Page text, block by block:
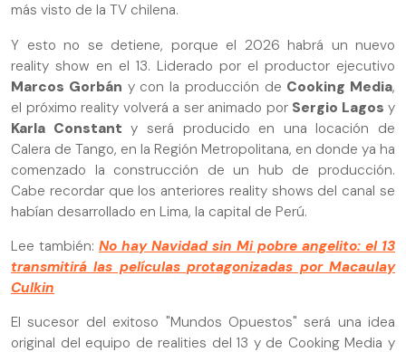
más visto de la TV chilena.
Y esto no se detiene, porque el 2026 habrá un nuevo
reality show en el 13. Liderado por el productor ejecutivo
Marcos Gorbán y con la producción de Cooking Media,
el próximo reality volverá a ser animado por Sergio Lagos y
Karla Constant y será producido en una locación de
Calera de Tango, en la Región Metropolitana, en donde ya ha
comenzado la construcción de un hub de producción.
Cabe recordar que los anteriores reality shows del canal se
habían desarrollado en Lima, la capital de Perú.
Lee también: No hay Navidad sin Mi pobre angelito: el 13
transmitirá las películas protagonizadas por Macaulay
Culkin
El sucesor del exitoso "Mundos Opuestos" será una idea
original del equipo de realities del 13 y de Cooking Media y